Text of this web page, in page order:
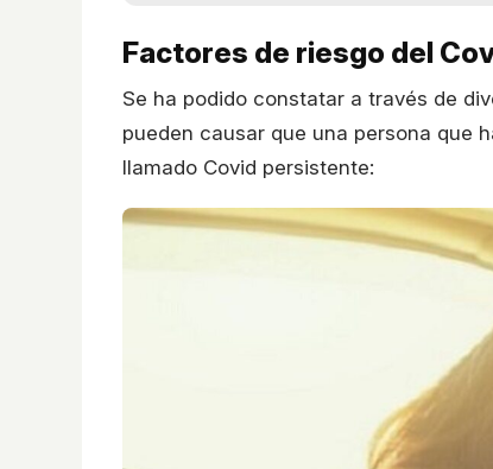
Factores de riesgo del
Se ha podido constatar a través de
pueden causar que una persona que
llamado Covid persistente: